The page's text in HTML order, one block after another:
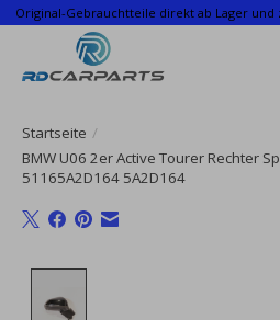
Original-Gebrauchtteile direkt ab Lager
Startseite /
BMW U06 2er Active Tourer Rechter
51165A2D164 5A2D164